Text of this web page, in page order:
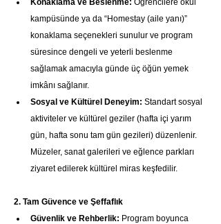
Konaklama ve Beslenme: Öğrencilere okul
kampüsünde ya da “Homestay (aile yanı)”
konaklama seçenekleri sunulur ve program
süresince dengeli ve yeterli beslenme
sağlamak amacıyla günde üç öğün yemek
imkânı sağlanır.
Sosyal ve Kültürel Deneyim: Standart sosyal
aktiviteler ve kültürel geziler (hafta içi yarım
gün, hafta sonu tam gün gezileri) düzenlenir.
Müzeler, sanat galerileri ve eğlence parkları
ziyaret edilerek kültürel miras keşfedilir.
2. Tam Güvence ve Şeffaflık
Güvenlik ve Rehberlik: Program boyunca